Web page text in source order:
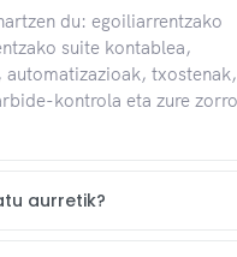
du: egoiliarrentzako
suite kontablea,
automatizazioak, txostenak,
kontrola eta zure
aurretik?